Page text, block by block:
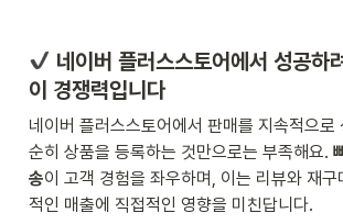
네이버 플러스스토어에서 성공하
이 경쟁력입니다
네이버 플러스스토어에서 판매를 지속적으로
순히 상품을 등록하는 것만으로는 부족해요.
송이 고객 경험을 좌우하며, 이는 리뷰와 재구
적인 매출에 직접적인 영향을 미친답니다.